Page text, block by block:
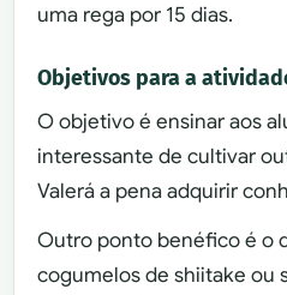
uma rega por 15 dias.
Objetivos para a
O objetivo é ensinar aos
interessante de cultivar
Valerá a pena adquirir
Outro ponto benéfico é o
cogumelos de shiitake ou